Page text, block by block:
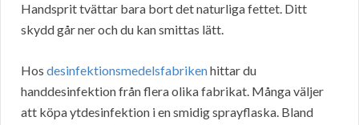
Handsprit tvättar bara bort det naturliga fettet. Ditt
skydd går ner och du kan smittas lätt.
Hos desinfektionsmedelsfabrikenhittar du
handdesinfektion från flera olika fabrikat. Många väljer
att köpa ytdesinfektion i en smidig sprayflaska. Bland